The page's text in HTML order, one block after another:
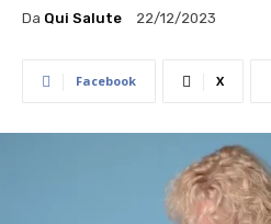
Da Qui Salute 22/12/2023
Facebook X